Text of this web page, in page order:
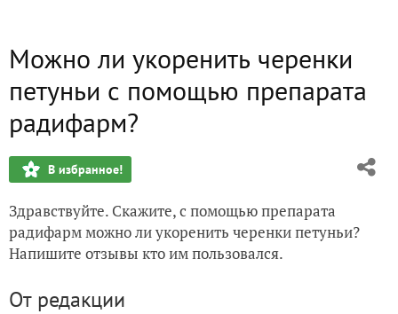
Можно ли укоренить черенки
петуньи с помощью препарата
радифарм?
В избранное!
Здравствуйте. Скажите, с помощью препарата
радифарм можно ли укоренить черенки петуньи?
Напишите отзывы кто им пользовался.
От редакции